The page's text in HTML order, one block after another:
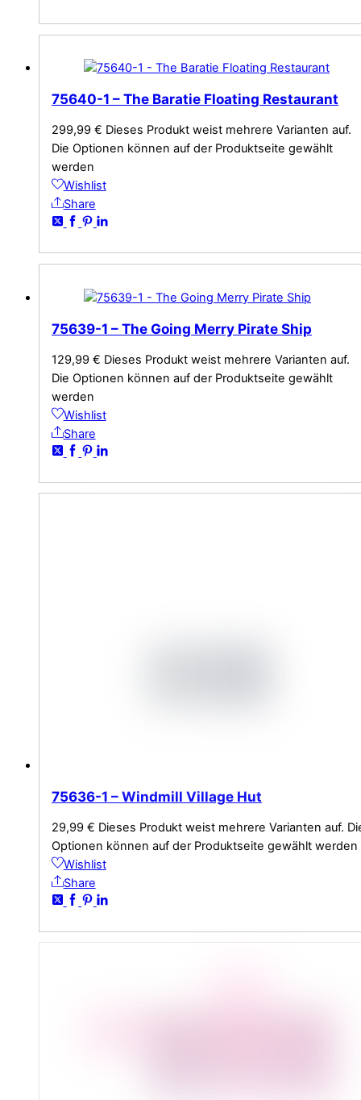
75640-1 – The Baratie Floating Restaurant
299,99 € Dieses Produkt weist mehrere Varianten auf.
Die Optionen können auf der Produktseite gewählt
werden
Wishlist
Share
75639-1 – The Going Merry Pirate Ship
129,99 € Dieses Produkt weist mehrere Varianten auf.
Die Optionen können auf der Produktseite gewählt
werden
Wishlist
Share
75636-1 – Windmill Village Hut
29,99 € Dieses Produkt weist mehrere Varianten auf.
Optionen können auf der Produktseite gewählt werden
Wishlist
Share